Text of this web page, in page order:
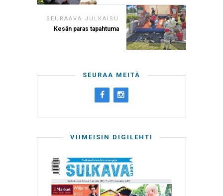
SEURAAVA JULKAISU
Kesän paras tapahtuma
SEURAA MEITÄ
VIIMEISIN DIGILEHTI